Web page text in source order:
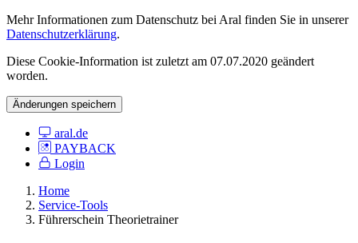
Mehr Informationen zum Datenschutz bei Aral finden Sie in unserer
Datenschutzerklärung.
Diese Cookie-Information ist zuletzt am 07.07.2020 geändert
worden.
Änderungen speichern
aral.de
PAYBACK
Login
Home
Service-Tools
Führerschein Theorietrainer